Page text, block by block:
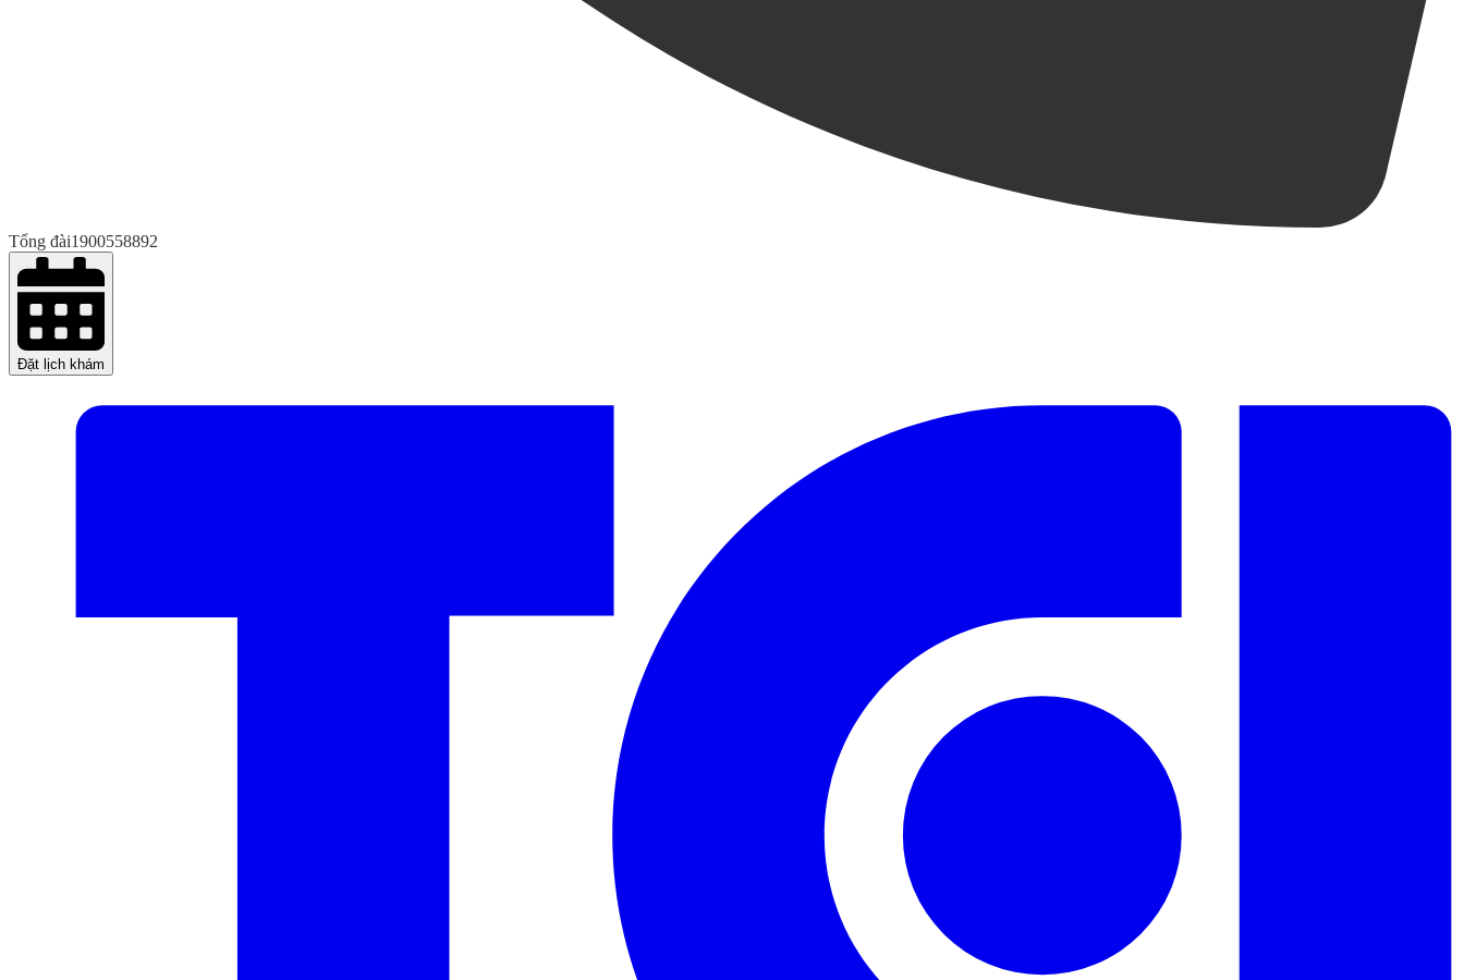
Tổng đài1900558892
Đặt lịch khám